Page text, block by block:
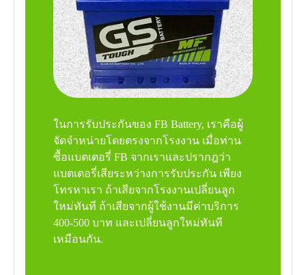
ในการรับประกันของ FB Battery, เราคือผู้
จัดจำหน่ายโดยตรงจากโรงงาน เมื่อท่าน
ซื้อแบตเตอรี่ FB จากเราและปรากฎว่า
แบตเตอรี่เสียระหว่างการรับประกัน เพียง
โทรหาเรา ถ้าเสียจากโรงงานเปลี่ยนลูก
ใหม่ทันที ถ้าเสียจากผู้ใช้งานมีค่าบริการ
400-500 บาท และเปลี่ยนลูกใหม่ทันที
เหมือนกัน.